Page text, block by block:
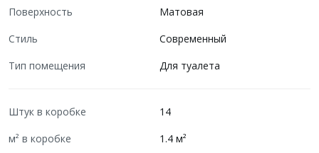
Поверхность
Матовая
Стиль
Современный
Тип помещения
Для туалета
Штук в коробке
14
м² в коробке
1.4 м²